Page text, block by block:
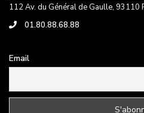
112 Av. du Général de Gaulle,
01.80.88.68.88
Email